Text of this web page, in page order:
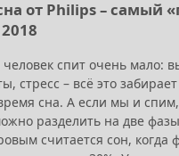
от Philips – самый
спит очень мало:
стресс – всё это забирает
сна. А если мы и
разделить на две
считается сон, когда